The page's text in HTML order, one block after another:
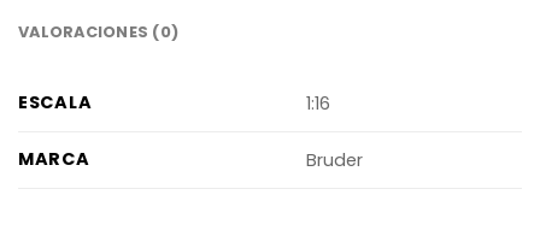
VALORACIONES (0)
ESCALA 1:16
MARCA Bruder